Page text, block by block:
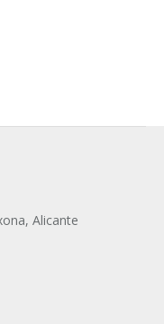
Alicante